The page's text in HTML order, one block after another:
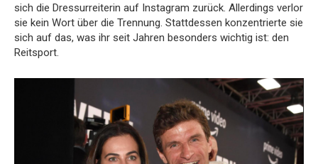
sich die Dressurreiterin auf Instagram zurück. Allerdings verlor
sie kein Wort über die Trennung. Stattdessen konzentrierte sie
sich auf das, was ihr seit Jahren besonders wichtig ist: den
Reitsport.